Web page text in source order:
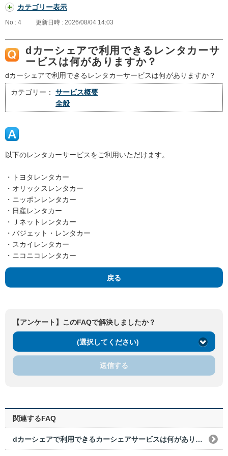
カテゴリー表示
No : 4 更新日時 : 2026/08/04 14:03
dカーシェアで利用できるレンタカーサ
ービスは何がありますか？
dカーシェアで利用できるレンタカーサービスは何がありますか？
カテゴリー：
サービス概要
全般
以下のレンタカーサービスをご利用いただけます。
・トヨタレンタカー
・オリックスレンタカー
・ニッポンレンタカー
・日産レンタカー
・Ｊネットレンタカー
・バジェット・レンタカー
・スカイレンタカー
・ニコニコレンタカー
戻る
【アンケート】このFAQで解決しましたか？
(選択してください)
送信する
関連するFAQ
dカーシェアで利用できるカーシェアサービスは何がありますか？